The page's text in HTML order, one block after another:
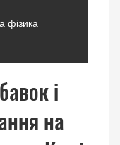
фізика
і
на